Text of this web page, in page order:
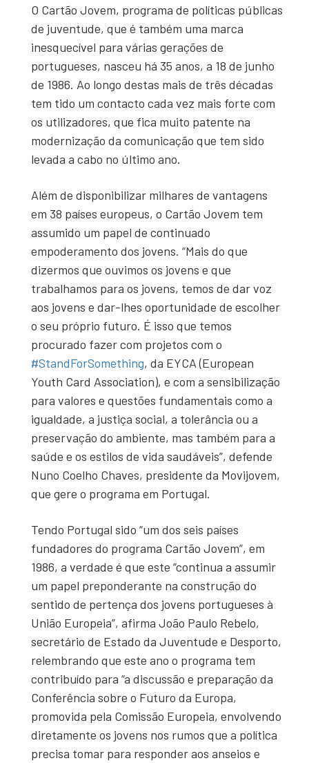
O Cartão Jovem, programa de políticas públicas
de juventude, que é também uma marca
inesquecível para várias gerações de
portugueses, nasceu há 35 anos, a 18 de junho
de 1986. Ao longo destas mais de três décadas
tem tido um contacto cada vez mais forte com
os utilizadores, que fica muito patente na
modernização da comunicação que tem sido
levada a cabo no último ano.
Além de disponibilizar milhares de vantagens
em 38 países europeus, o Cartão Jovem tem
assumido um papel de continuado
empoderamento dos jovens. “Mais do que
dizermos que ouvimos os jovens e que
trabalhamos para os jovens, temos de dar voz
aos jovens e dar-lhes oportunidade de escolher
o seu próprio futuro. É isso que temos
procurado fazer com projetos com o
#StandForSomething, da EYCA (European
Youth Card Association), e com a sensibilização
para valores e questões fundamentais como a
igualdade, a justiça social, a tolerância ou a
preservação do ambiente, mas também para a
saúde e os estilos de vida saudáveis”, defende
Nuno Coelho Chaves, presidente da Movijovem,
que gere o programa em Portugal.
Tendo Portugal sido “um dos seis países
fundadores do programa Cartão Jovem”, em
1986, a verdade é que este “continua a assumir
um papel preponderante na construção do
sentido de pertença dos jovens portugueses à
União Europeia”, afirma João Paulo Rebelo,
secretário de Estado da Juventude e Desporto,
relembrando que este ano o programa tem
contribuído para “a discussão e preparação da
Conferência sobre o Futuro da Europa,
promovida pela Comissão Europeia, envolvendo
diretamente os jovens nos rumos que a política
precisa tomar para responder aos anseios e